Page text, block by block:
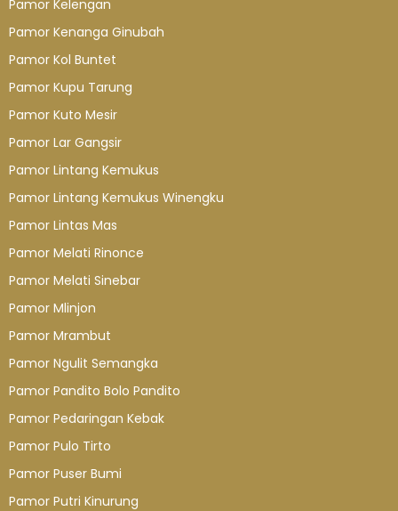
Pamor Kelengan
Pamor Kenanga Ginubah
Pamor Kol Buntet
Pamor Kupu Tarung
Pamor Kuto Mesir
Pamor Lar Gangsir
Pamor Lintang Kemukus
Pamor Lintang Kemukus Winengku
Pamor Lintas Mas
Pamor Melati Rinonce
Pamor Melati Sinebar
Pamor Mlinjon
Pamor Mrambut
Pamor Ngulit Semangka
Pamor Pandito Bolo Pandito
Pamor Pedaringan Kebak
Pamor Pulo Tirto
Pamor Puser Bumi
Pamor Putri Kinurung